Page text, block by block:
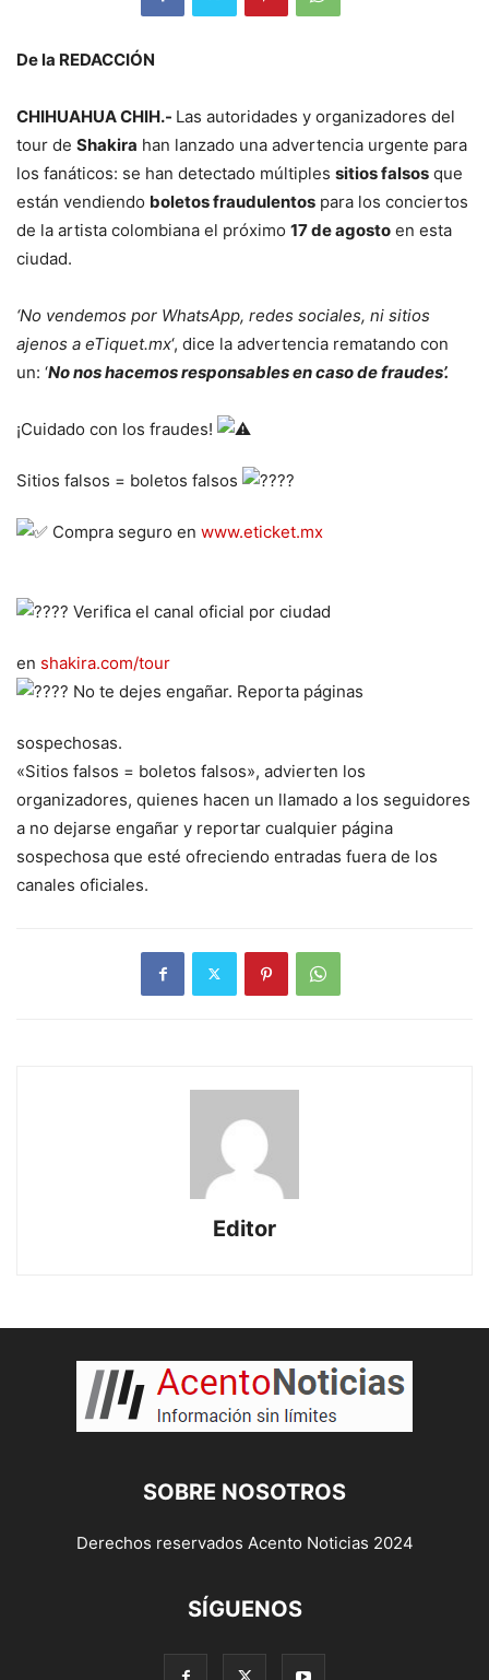
De la REDACCIÓN
CHIHUAHUA CHIH.- Las autoridades y organizadores del
tour de Shakira han lanzado una advertencia urgente para
los fanáticos: se han detectado múltiples sitios falsos que
están vendiendo boletos fraudulentos para los conciertos
de la artista colombiana el próximo 17 de agosto en esta
ciudad.
‘No vendemos por WhatsApp, redes sociales, ni sitios
ajenos a eTiquet.mx‘, dice la advertencia rematando con
un: ‘No nos hacemos responsables en caso de fraudes’.
¡Cuidado con los fraudes!
Sitios falsos = boletos falsos
Compra seguro en www.eticket.mx
Verifica el canal oficial por ciudad
en shakira.com/tour
No te dejes engañar. Reporta páginas
sospechosas.
«Sitios falsos = boletos falsos», advierten los
organizadores, quienes hacen un llamado a los seguidores
a no dejarse engañar y reportar cualquier página
sospechosa que esté ofreciendo entradas fuera de los
canales oficiales.
Editor
SOBRE NOSOTROS
Derechos reservados Acento Noticias 2024
SÍGUENOS